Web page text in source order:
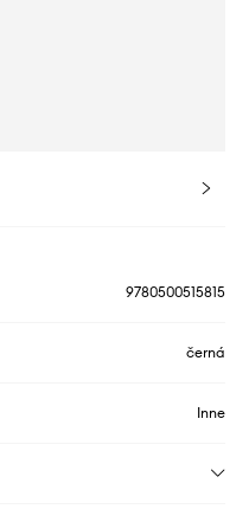
9780500515815
černá
Inne